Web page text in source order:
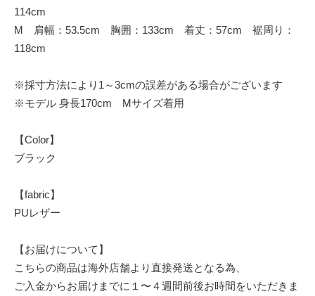
114cm
M 肩幅：53.5cm 胸囲：133cm 着丈：57cm 裾周り：
118cm
※採寸方法により1～3cmの誤差がある場合がございます
※モデル 身長170cm Mサイズ着用
【Color】
ブラック
【fabric】
PUレザー
【お届けについて】
こちらの商品は海外店舗より直接発送となる為、
ご入金からお届けまでに１〜４週間前後お時間をいただきま